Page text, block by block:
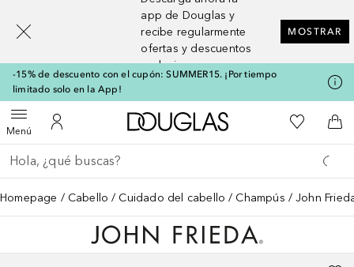
app de Douglas y
recibe regularmente
ofertas y descuentos
exclusivos
MOSTRAR
-15% de descuento con el cupón: SUMMER15. ¡Por tiempo
limitado solo en la App!
MenúAbrir menúMi cuenta
A Douglas HomeMi lista de
A
Regresar
Ejecutar búsqueda
Homepage Cabello Cuidado del cabello Champús John
[navigation.slideout.screenreader]